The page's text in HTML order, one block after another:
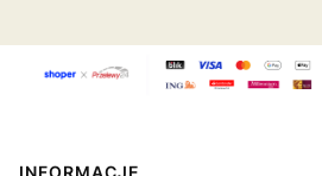
INFORMACJE